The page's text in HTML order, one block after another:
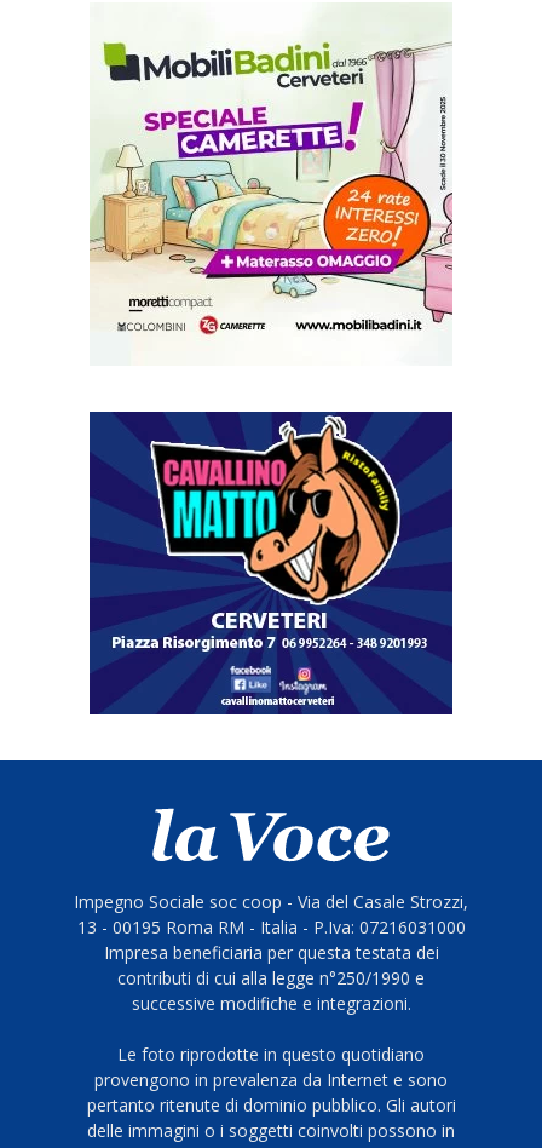
Impegno Sociale soc coop - Via del Casale Strozzi,
13 - 00195 Roma RM - Italia - P.Iva: 07216031000
Impresa beneficiaria per questa testata dei
contributi di cui alla legge n°250/1990 e
successive modifiche e integrazioni.
Le foto riprodotte in questo quotidiano
provengono in prevalenza da Internet e sono
pertanto ritenute di dominio pubblico. Gli autori
delle immagini o i soggetti coinvolti possono in